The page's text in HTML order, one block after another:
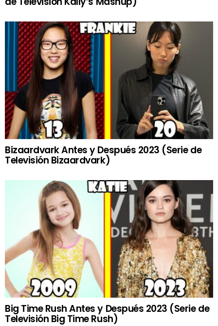
Bizaardvark Antes y Después 2023 (Serie de
Televisión Bizaardvark)
Big Time Rush Antes y Después 2023 (Serie de
Televisión Big Time Rush)